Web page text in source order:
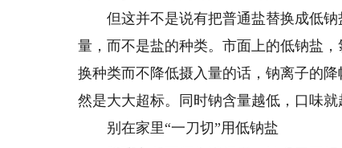
但这并不是说有把普通盐替换成低钠
量，而不是盐的种类。市面上的低钠盐
换种类而不降低摄入量的话，钠离子的
然是大大超标。同时钠含量越低，口味
别在家里“一刀切”用低钠盐